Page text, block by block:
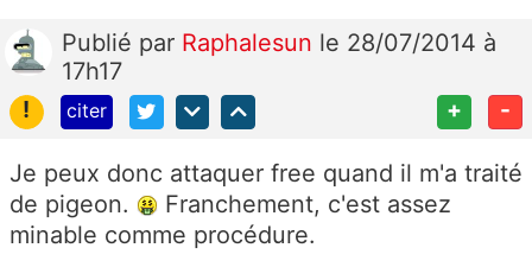
Publié par Raphalesun le 28/07/2014 à
17h17
!
citer + -
Je peux donc attaquer free quand il m'a traité
de pigeon.
Franchement, c'est assez
minable comme procédure.